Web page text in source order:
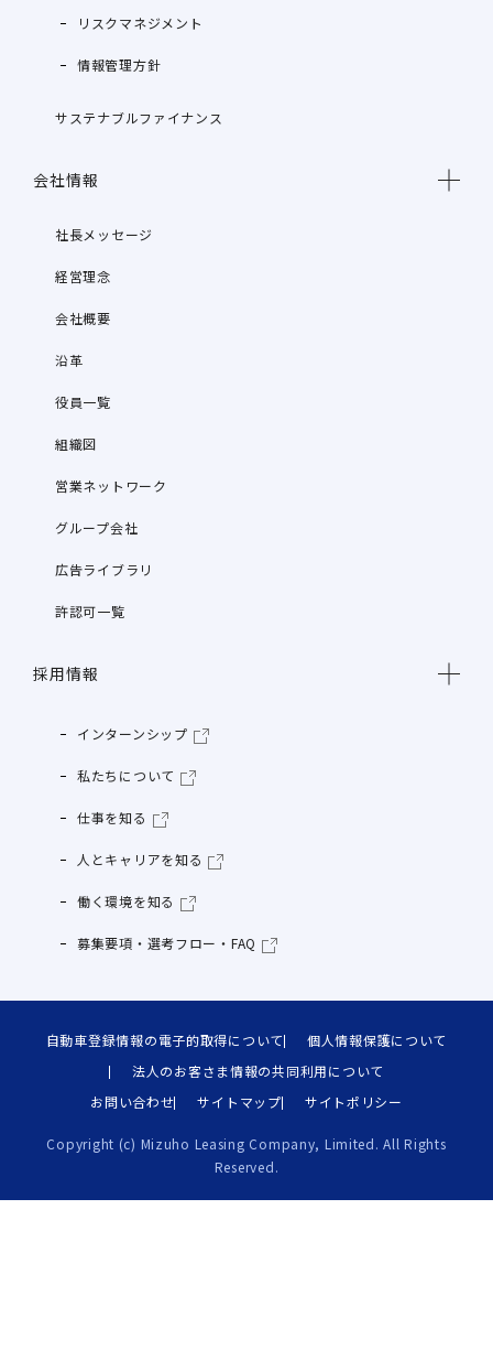
リスクマネジメント
情報管理方針
サステナブルファイナンス
会社情報
社長メッセージ
経営理念
会社概要
沿革
役員一覧
組織図
営業ネットワーク
グループ会社
広告ライブラリ
許認可一覧
採用情報
インターンシップ
私たちについて
仕事を知る
人とキャリアを知る
働く環境を知る
募集要項・選考フロー・FAQ
自動車登録情報の電子的取得について
個人情報保護について
法人のお客さま情報の共同利用について
お問い合わせ
サイトマップ サイトポリシー
Copyright (c) Mizuho Leasing Company, Limited. All Rights
Reserved.